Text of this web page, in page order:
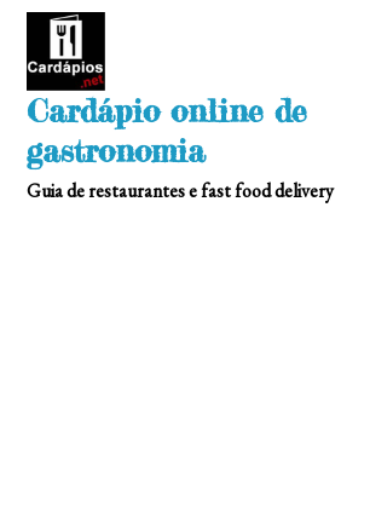
Skip
Cardápio online de
gastronomia
Guia de restaurantes e fast food delivery